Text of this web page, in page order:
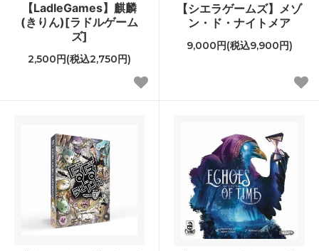
【LadleGames】麒麟
(きりん)[ラドルゲーム
ズ]
2,500円(税込2,750円)
【シエラゲームズ】メゾ
ン・ド・ナイトメア
9,000円(税込9,900円)